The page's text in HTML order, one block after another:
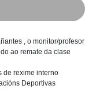
, o monitor/profesor
ao remate da clase
de rexime interno
Deportivas